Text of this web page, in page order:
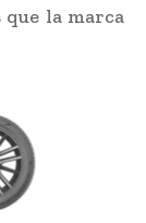
la marca